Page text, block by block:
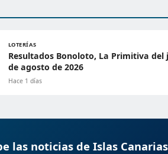
LOTERÍAS
Resultados Bonoloto, La Primitiva del
de agosto de 2026
Hace 1 días
las noticias de Islas